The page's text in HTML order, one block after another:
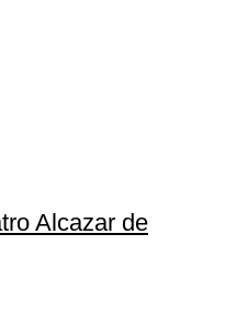
Alcazar de